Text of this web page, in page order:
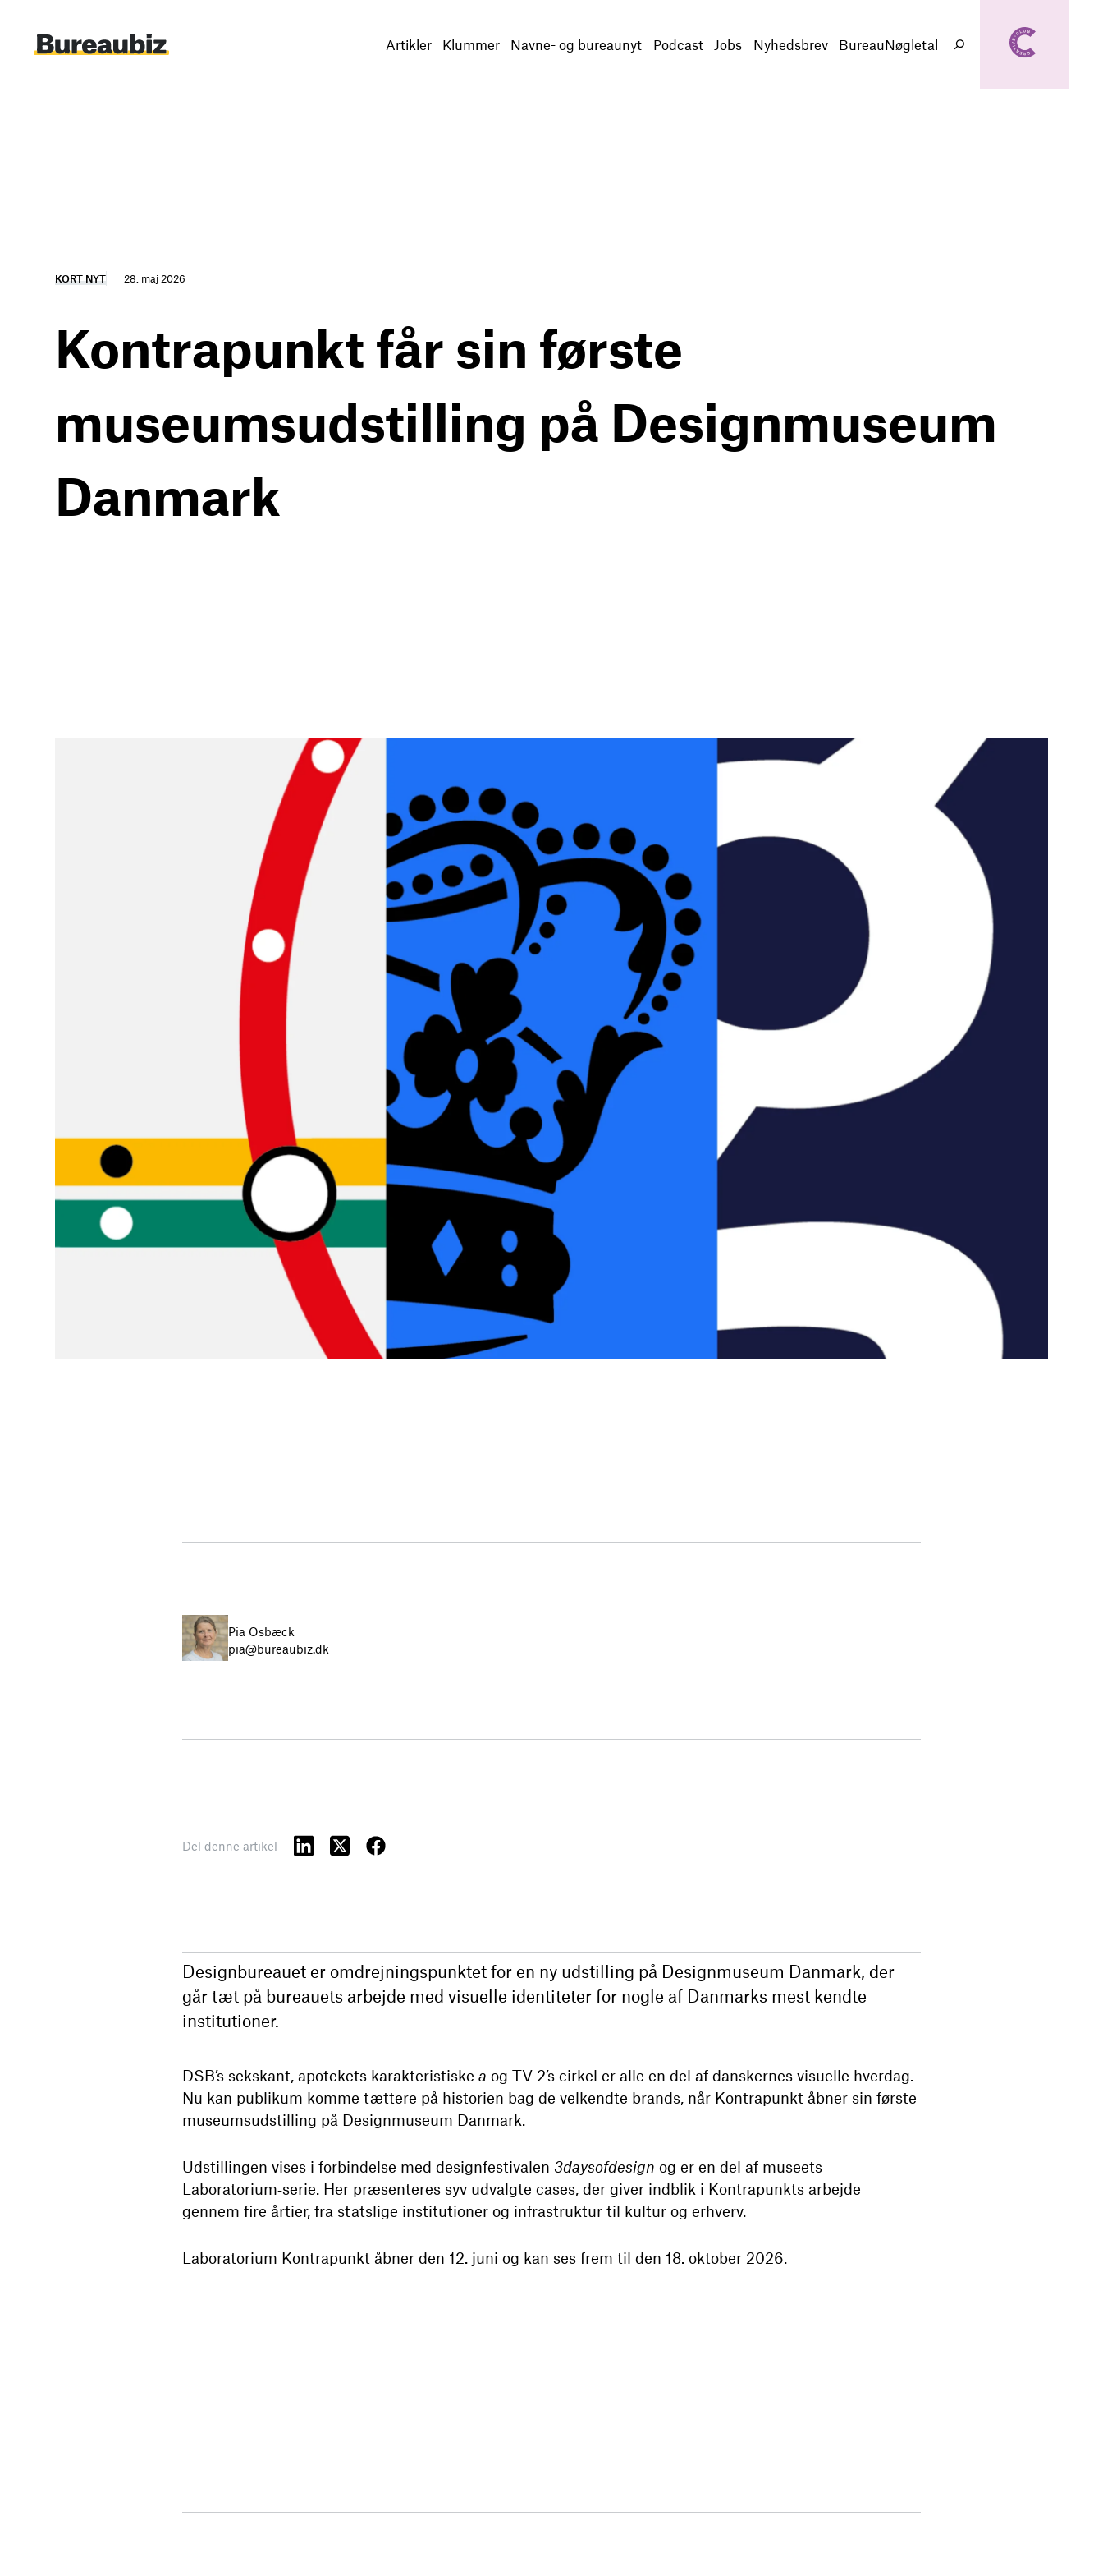
indhold
Artikler Klummer Navne- og bureaunyt Podcast Jobs Nyhedsbrev BureauNøgletal
Søg
KORT NYT 28. maj 2026
Kontrapunkt får sin første
museumsudstilling på Designmuseum
Danmark
Pia Osbæck
pia@bureaubiz.dk
Del denne artikel
Designbureauet er omdrejningspunktet for en ny udstilling på Designmuseum Danmark, der
går tæt på bureauets arbejde med visuelle identiteter for nogle af Danmarks mest kendte
institutioner.
DSB’s sekskant, apotekets karakteristiske a og TV 2’s cirkel er alle en del af danskernes visuelle hverdag.
Nu kan publikum komme tættere på historien bag de velkendte brands, når Kontrapunkt åbner sin første
museumsudstilling på Designmuseum Danmark.
Udstillingen vises i forbindelse med designfestivalen 3daysofdesign og er en del af museets
Laboratorium‑serie. Her præsenteres syv udvalgte cases, der giver indblik i Kontrapunkts arbejde
gennem fire årtier, fra statslige institutioner og infrastruktur til kultur og erhverv.
Laboratorium Kontrapunkt åbner den 12. juni og kan ses frem til den 18. oktober 2026.